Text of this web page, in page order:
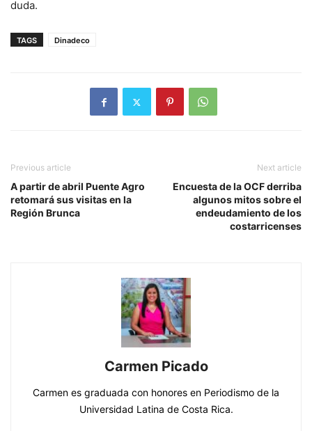
duda.
TAGS Dinadeco
Previous article
A partir de abril Puente Agro
retomará sus visitas en la
Región Brunca
Next article
Encuesta de la OCF derriba
algunos mitos sobre el
endeudamiento de los
costarricenses
Carmen Picado
Carmen es graduada con honores en Periodismo de la
Universidad Latina de Costa Rica.